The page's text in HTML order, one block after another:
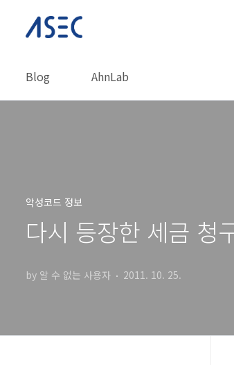
Blog AhnLab
악성코드 정보
다시 등장한 세금 청
by 알 수 없는 사용자 2011. 10. 25.